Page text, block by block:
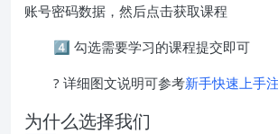
账号密码数据，然后点击获取课程
4️⃣ 勾选需要学习的课程提交即可
? 详细图文说明可参考新手快速上手
为什么选择我们